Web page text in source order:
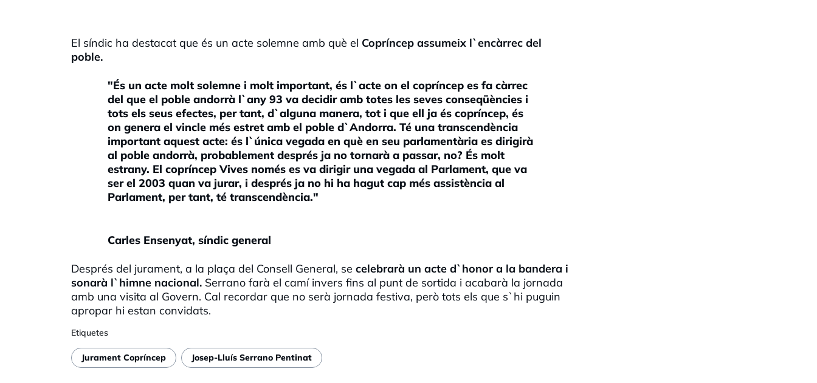
El síndic ha destacat que és un acte solemne amb què el Copríncep assumeix l`encàrrec del
poble.
"És un acte molt solemne i molt important, és l`acte on el copríncep es fa càrrec
del que el poble andorrà l`any 93 va decidir amb totes les seves conseqüències i
tots els seus efectes, per tant, d`alguna manera, tot i que ell ja és copríncep, és
on genera el vincle més estret amb el poble d`Andorra. Té una transcendència
important aquest acte: és l`única vegada en què en seu parlamentària es dirigirà
al poble andorrà, probablement després ja no tornarà a passar, no? És molt
estrany. El copríncep Vives només es va dirigir una vegada al Parlament, que va
ser el 2003 quan va jurar, i després ja no hi ha hagut cap més assistència al
Parlament, per tant, té transcendència."
Carles Ensenyat, síndic general
Després del jurament, a la plaça del Consell General, se celebrarà un acte d`honor a la bandera i
sonarà l`himne nacional. Serrano farà el camí invers fins al punt de sortida i acabarà la jornada
amb una visita al Govern. Cal recordar que no serà jornada festiva, però tots els que s`hi puguin
apropar hi estan convidats.
Etiquetes
Jurament Copríncep Josep-Lluís Serrano Pentinat